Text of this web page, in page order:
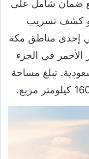
ضمان شامل على
و كشف تسريب
إحدى مناطق مكة
في الجزء
تبلغ مساحة